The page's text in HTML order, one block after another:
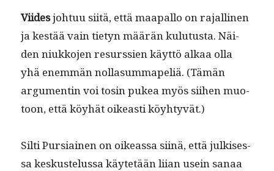
Viidesjohtuu siitä, että maa­pal­lo on rajalli­nen
ja kestää vain tietyn määrän kulu­tus­ta. Näi­
den niukko­jen resurssien käyt­tö alkaa olla
yhä enem­män nol­la­summapeliä. (Tämän
argu­mentin voi tosin pukea myös siihen muo­
toon, että köy­hät oikeasti köyhtyvät.)
Silti Pur­si­ainen on oike­as­sa siinä, että julkises­
sa keskustelus­sa käytetään liian usein sanaa